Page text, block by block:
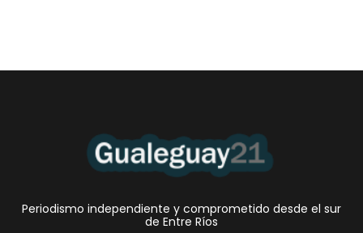
Periodismo independiente y comprometido desde el sur
de Entre Ríos